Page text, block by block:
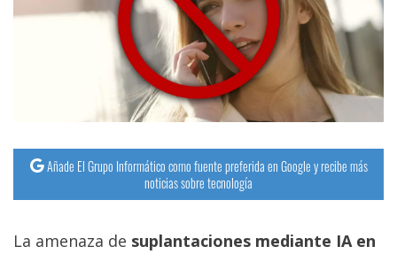
Añade El Grupo Informático como fuente preferida en Google y recibe más
noticias sobre tecnología
La amenaza de suplantaciones mediante IA en